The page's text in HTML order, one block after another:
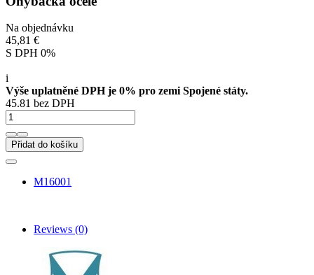
Na objednávku
45,81 €
S DPH 0%
i
Výše uplatněné DPH je 0% pro zemi Spojené státy.
45.81 bez DPH
Přidat do košíku
M16001
Reviews (0)